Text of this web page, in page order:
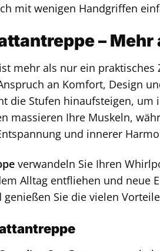
mit wenigen Handgriffen
–
ist mehr als nur ein
an Komfort, Design
die Stufen hinaufsteigen,
massieren Ihre Muskeln,
und innerer
verwandeln Sie Ihren
Alltag entfliehen und neue
Sie die vielen